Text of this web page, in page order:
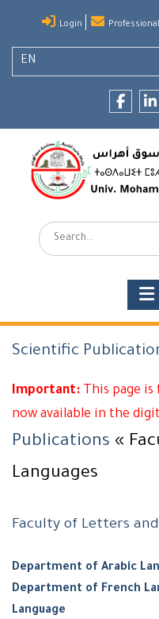
content
Login
EN
Search:
Scientific
Important: This page
now available in the
Publications «
Languages
Faculty of Letters
Department of Arabic
Department of French
Language